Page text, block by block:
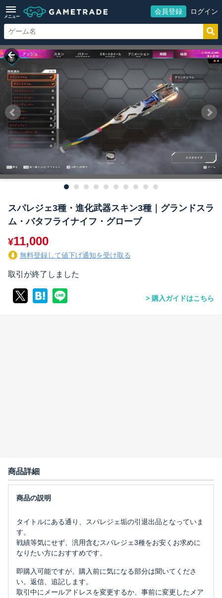
メニュー
会員登録 ログイン
スパレジェ3種・進化武器スキン3種｜グランドスラ
ム・バタフライナイフ・グローブ
¥11,000
無料登録して値下げ通知を受け取る
取引が終了しました
購入ガイドはこちら
商品詳細
タイトルにある通り、スパレジェ垢の引退出品となっていま
す。
戦績等気にせず、汎用含むスパレジェ3種をお安くお求めに
なりたい方におすすめです。
即購入可能ですが、購入前に気になる部分は聞いてくださ
い。返信、追記します。
取引中にメールアドレスを変更するか、事前に変更したメア